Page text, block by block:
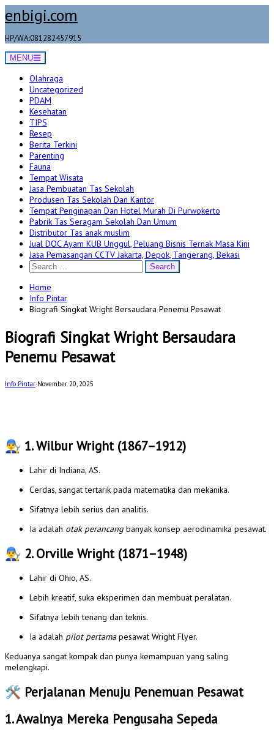
to
enbigi.com
HP/WA:081282457915
MENU
Olahraga
Uncategorized
PDAM
Kesehatan
TIPS
Resep
Berita Terkini
Parenting
Fauna
Tempat Wisata
Jasa Pembuatan Tas Sekolah
Produsen Tas Sekolah Dan Kantor
Tempat Penginapan Dan Hotel Murah Di Purwokerto
Pabrik Tas Seragam Sekolah Dan Umum
Distributor Tas anak muslim
Jual DOC Ayam KUB Unggul, Peluang Bisnis Ternak Masa Kini
Jasa Pemasangan CCTV Jakarta, Depok, Tangerang, Bekasi
Search
for:
Home
Info Pintar
Biografi Singkat Wright Bersaudara Penemu Pesawat
Biografi Singkat Wright Bersaudara
Penemu Pesawat
Info Pintar·November 20, 2025
👨‍🔧 1. Wilbur Wright (1867–1912)
Lahir di Indiana, AS.
Cerdas, sangat tertarik pada matematika dan mekanika.
Sifatnya lebih serius dan analitis.
Ia adalah otak perancang banyak konsep aerodinamika pesawat.
👨‍🔧 2. Orville Wright (1871–1948)
Lahir di Ohio, AS.
Lebih kreatif, suka eksperimen dan membuat peralatan.
Sifatnya lebih tenang dan teknis.
Ia adalah pilot pertamapesawat Wright Flyer.
Keduanya sangat kompak dan punya kemampuan yang saling
melengkapi.
🛠️ Perjalanan Menuju Penemuan Pesawat
1. Awalnya Mereka Pengusaha Sepeda